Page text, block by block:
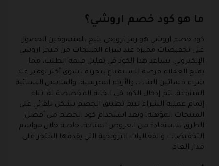
ما هو كود خصم اروشي؟
كود خصم اروشي هو رمز ترويجي يتيح للمتسوقين الحصول
على تخفيضات مميزة عند شراء المنتجات من متجر اروشي
الإلكتروني. يساعد هذا الكود في تقليل قيمة الطلب، مما
يمنح العملاء فرصة للاستمتاع بتجربة تسوق أكثر توفير عند
شراء فساتين البنات، والأزياء المدرسية، والملابس النسائية
المتنوعة، يتم إدخال الكود في الخانة المخصصة له أثناء
إتمام عملية الشراء ليتم تطبيق الخصم بشكل تلقائي على
المنتجات المؤهلة، ويعد استخدام كود الخصم من أفضل
الطرق للاستفادة من العروض المتاحة، خاصة خلال مواسم
التخفيضات والفعاليات الترويجية التي يقدمها المتجر على
مدار العام.